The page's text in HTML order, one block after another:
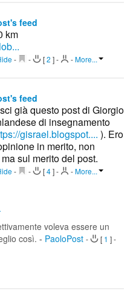
feed
km
- - [2 ]- -More...
feed
già questo post di Giorgio
di insegnamento
gisrael.blogspot.... ). Ero
in merito, non
sul merito del post.
- - [4]- -More...
voleva essere un
così. - PaoloPost - [ 1 ]-